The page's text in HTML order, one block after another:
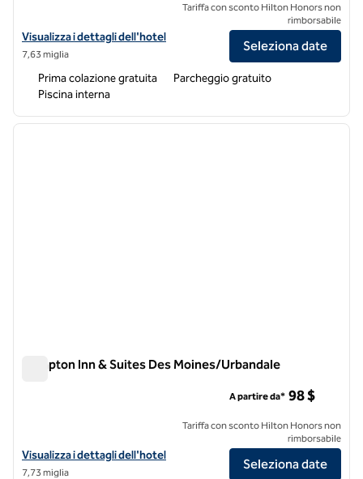
Visualizza i dettagli dell'hotel Homewood Suites by Hilton Urbandale
Visualizza i dettagli dell'hotel
7,63 miglia
Tariffa con sconto Hilton Honors non
rimborsabile
Seleziona date
Prima colazione gratuita
Parcheggio gratuito
Piscina interna
1 di 12
Hampton Inn & Suites Des Moines/Urbandale
Visualizza i dettagli dell'hotel Hampton Inn & Suites Des Moines/
Visualizza i dettagli dell'hotel
7,73 miglia
A partire da* 98 $
Tariffa con sconto Hilton Honors non
rimborsabile
Seleziona date